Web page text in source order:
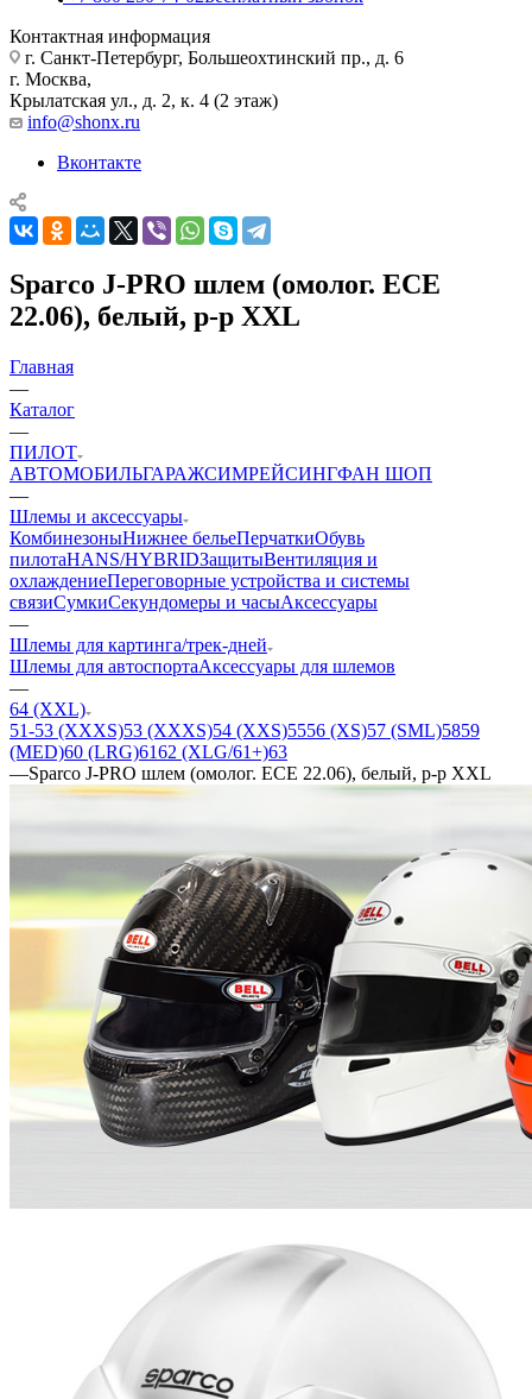
Контактная информация
г. Санкт-Петербург, Большеохтинский пр., д. 6
г. Москва,
Крылатская ул., д. 2, к. 4 (2 этаж)
info@shonx.ru
Вконтакте
Sparco J-PRO шлем (омолог. ECE
22.06), белый, р-р XXL
Главная
—
Каталог
—
ПИЛОТ
АВТОМОБИЛЬГАРАЖСИМРЕЙСИНГФАН ШОП
—
Шлемы и аксессуары
КомбинезоныНижнее бельеПерчаткиОбувь
пилотаHANS/HYBRIDЗащитыВентиляция и
охлаждениеПереговорные устройства и системы
связиСумкиСекундомеры и часыАксессуары
—
Шлемы для картинга/трек-дней
Шлемы для автоспортаАксессуары для шлемов
—
64 (XXL)
51-53 (XXXS)53 (XXXS)54 (XXS)5556 (XS)57 (SML)5859
(MED)60 (LRG)6162 (XLG/61+)63
—Sparco J-PRO шлем (омолог. ECE 22.06), белый, р-р XXL